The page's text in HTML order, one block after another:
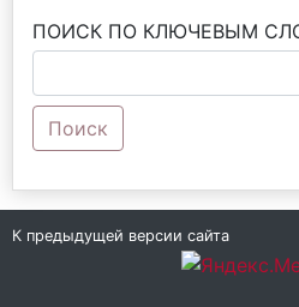
ПОИСК ПО КЛЮЧЕВЫМ
Поиск
К предыдущей версии сайта